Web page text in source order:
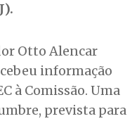
Otto Alencar
informação
à Comissão. Uma
prevista para